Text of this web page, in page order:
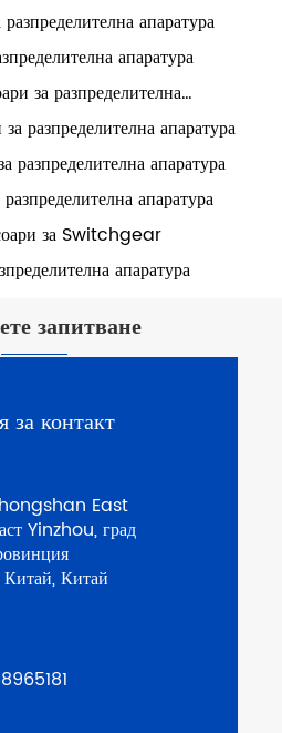
апаратура
апаратура
за разпределителна
разпределителна апаратура
апаратура
апаратура
за Switchgear
апаратура
запитване
контакт
East
Yinzhou, град
Китай